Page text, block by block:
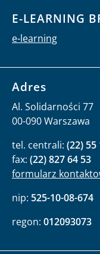
E-LEARNING
e-learning
Adres
Al. Solidarności 77
00-090 Warszawa
tel. centrali: (22) 55
fax: (22) 827 64 53
formularz
nip: 525-10-08-674
regon: 012093073